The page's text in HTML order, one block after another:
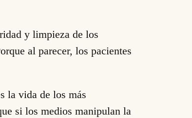
y limpieza de los
al parecer, los pacientes
la vida de los más
si los medios manipulan la